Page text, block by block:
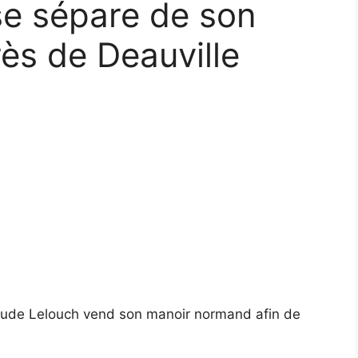
sépare de son
de Deauville
Lelouch vend son manoir normand afin de